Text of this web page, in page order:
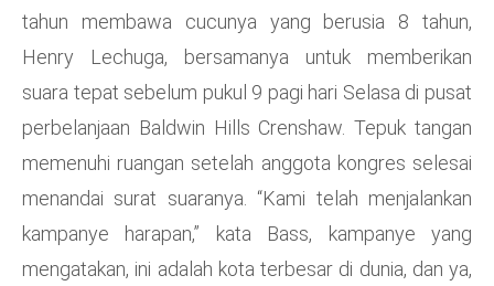
tahun membawa cucunya yang berusia 8 tahun,
Henry Lechuga, bersamanya untuk memberikan
suara tepat sebelum pukul 9 pagi hari Selasa di pusat
perbelanjaan Baldwin Hills Crenshaw. Tepuk tangan
memenuhi ruangan setelah anggota kongres selesai
menandai surat suaranya. “Kami telah menjalankan
kampanye harapan,” kata Bass, kampanye yang
mengatakan, ini adalah kota terbesar di dunia, dan ya,